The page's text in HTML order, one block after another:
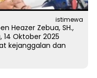
istimewa
Heazer Zebua, SH.,
14 Oktober 2025
kejanggalan dan